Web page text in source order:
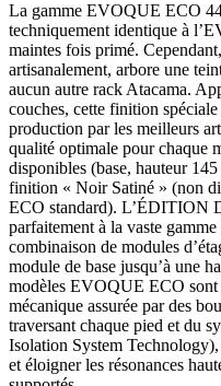
La gamme EVOQUE ECO
techniquement identique à
maintes fois primé.
artisanalement, arbore une
aucun autre rack Atacama.
couches, cette finition
production par les meilleurs
qualité optimale pour chaque
disponibles (base, hauteur
finition « Noir Satiné » (non
ECO standard). L’ÉDITION
parfaitement à la vaste
combinaison de modules
module de base jusqu’à une
modèles EVOQUE ECO sont
mécanique assurée par des
traversant chaque pied et du
Isolation System
et éloigner les résonances